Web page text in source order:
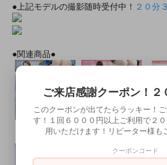
●上記モデルの撮影随時受付中！ ２０分
●関連商品●
ベタハイソック
ス 紺
ベタハイソック
ス 白
長袖
ご来店感謝クーポン！２
このクーポンが出てたらラッキー！
す！１回６０００円以上ご利用で２
用いただけます！リピーター様も
クーポンコード